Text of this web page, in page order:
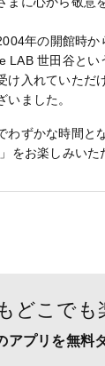
年の開館時か
LAB 世田谷と
け入れていただ
いました。
わずかな時間と
をお楽しみいた
どこでも
アプリを無料